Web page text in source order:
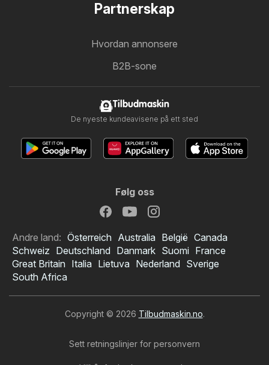
Partnerskap
Hvordan annonsere
B2B-sone
Tilbudmaskin
De nyeste kundeavisene på ett sted
Følg oss
Andre land: Österreich Australia België Canada
Schweiz Deutschland Danmark Suomi France
Great Britain Italia Lietuva Nederland Sverige
South Africa
Copyright © 2026 Tilbudmaskin.no.
Sett retningslinjer for personvern